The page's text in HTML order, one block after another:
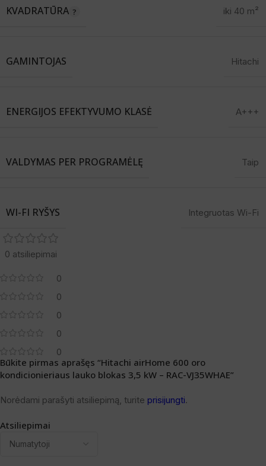
KVADRATŪRA iki 40 m²
GAMINTOJAS Hitachi
ENERGIJOS EFEKTYVUMO KLASĖ A+++
VALDYMAS PER PROGRAMĖLĘ Taip
WI-FI RYŠYS Integruotas Wi-Fi
0 atsiliepimai
0
0
0
0
0
Atsiliepimai
Būkite pirmas aprašęs “Hitachi airHome 600 oro
kondicionieriaus lauko blokas 3,5 kW – RAC-VJ35WHAE”
Norėdami parašyti atsiliepimą, turite prisijungti.